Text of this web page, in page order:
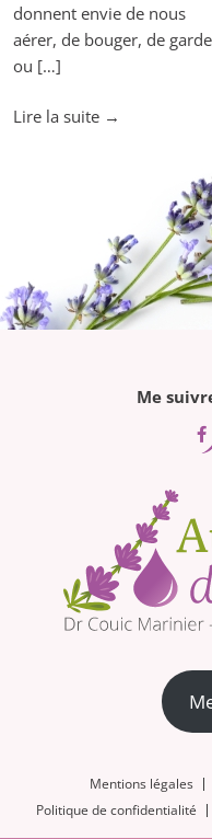
donnent envie de nous
aérer, de bouger, de
ou […]
Lire la suite →
Me
Mentions légales
Politique de confidentialité